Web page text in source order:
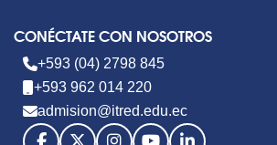
CONÉCTATE CON NOSOTROS
+593 (04) 2798 845
+593 962 014 220
admision@itred.edu.ec